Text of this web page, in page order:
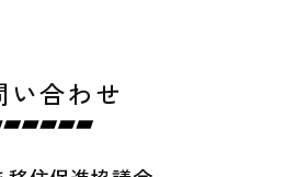
い合わせ